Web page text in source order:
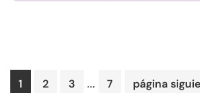
Página
1 Página
2 Página
3
Páginas
... Página
7
Ir
página